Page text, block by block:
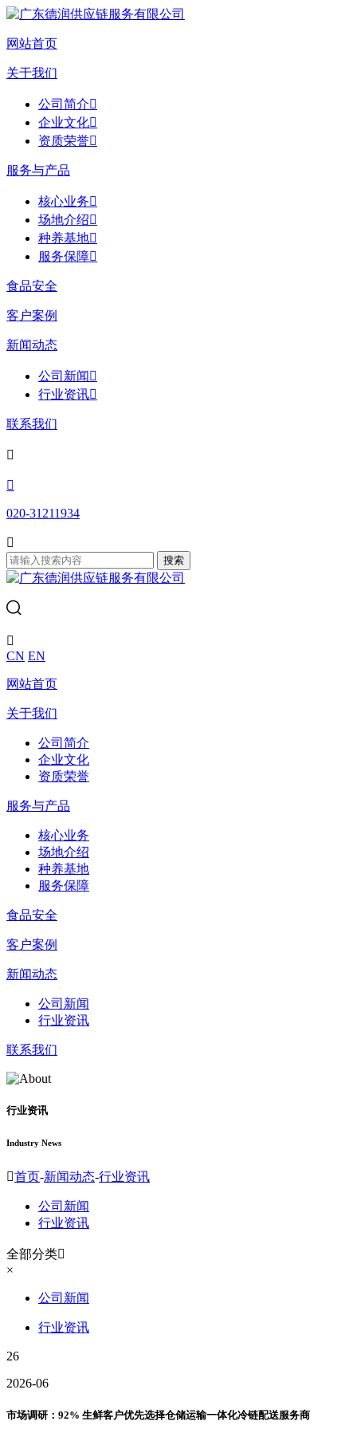
网站首页
关于我们
公司简介
企业文化
资质荣誉
服务与产品
核心业务
场地介绍
种养基地
服务保障
食品安全
客户案例
新闻动态
公司新闻 
行业资讯
联系我们


020-31211934

搜索

CN EN
网站首页
关于我们
公司简介
企业文化
资质荣誉
服务与产品
核心业务
场地介绍
种养基地
服务保障
食品安全
客户案例
新闻动态
公司新闻
行业资讯
联系我们
行业资讯
Industry News
首页-新闻动态-行业资讯
公司新闻
行业资讯
全部分类
×
公司新闻
行业资讯
26
2026-06
市场调研：92% 生鲜客户优先选择仓储运输一体化冷链配送服务商